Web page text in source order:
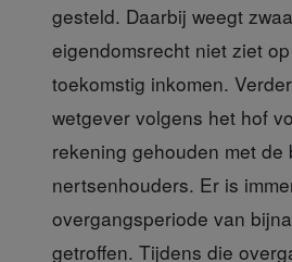
gesteld. Daarbij weegt
eigendomsrecht niet ziet
toekomstig inkomen.
wetgever volgens het hof
rekening gehouden met de
nertsenhouders. Er is
overgangsperiode van
getroffen. Tijdens die